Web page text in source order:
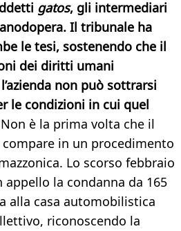
gatos, gli intermediari
Il tribunale ha
le tesi, sostenendo che il
dei diritti umani
non può sottrarsi
le condizioni in cui quel
è la prima volta che il
in un procedimento
Lo scorso febbraio
la condanna da 165
alla casa automobilistica
riconoscendo la